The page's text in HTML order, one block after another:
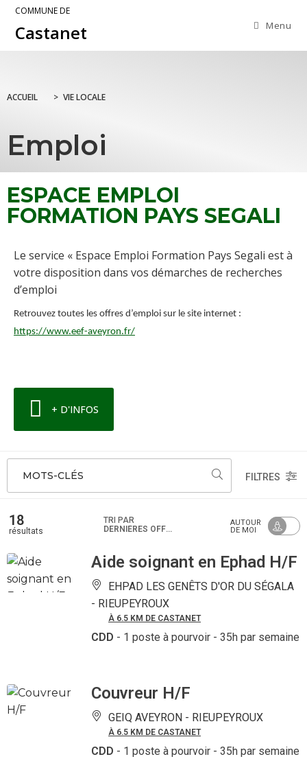
COMMUNE DE
Castanet Menu
ACCUEIL > VIE LOCALE
Emploi
ESPACE EMPLOI
FORMATION PAYS SEGALI
Le service « Espace Emploi Formation Pays Segali est à
votre disposition dans vos démarches de recherches
d’emploi
Retrouvez toutes les offres d’emploi sur le site internet :
https://www.eef-aveyron.fr/
+ D'INFOS
MOTS-CLÉS FILTRES
18
résultats
TRI PAR
DERNIÈRES OFFRES
AUTOUR
DE MOI
Aide soignant en Ephad H/F
EHPAD LES GENÊTS D'OR DU SÉGALA
- RIEUPEYROUX
À 6.5 KM DE CASTANET
CDD - 1 poste à pourvoir - 35h par semaine
Couvreur H/F
GEIQ AVEYRON - RIEUPEYROUX
À 6.5 KM DE CASTANET
CDD - 1 poste à pourvoir - 35h par semaine